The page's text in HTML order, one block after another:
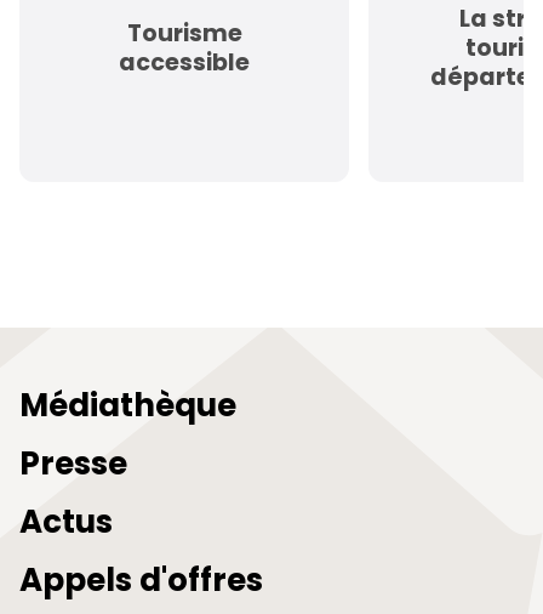
Tourisme
accessible
La
Médiathèque
Presse
Actus
Appels d'offres